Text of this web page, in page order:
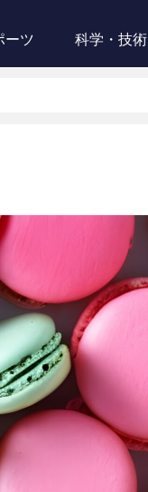
ーツ 科学・技術